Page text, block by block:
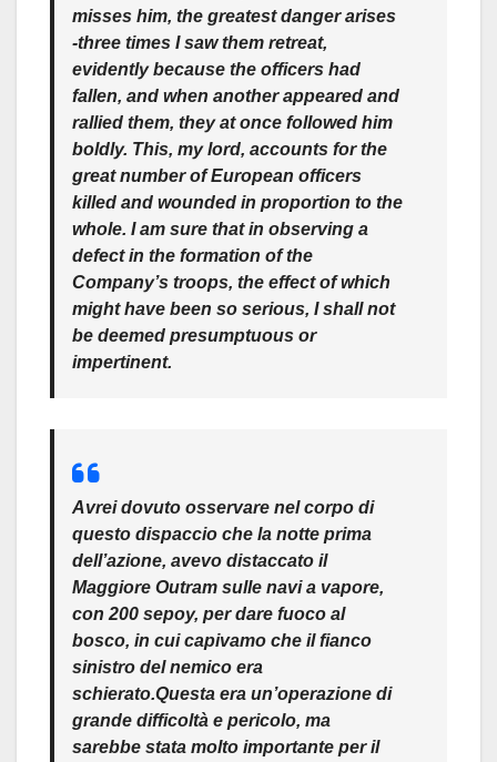
misses him, the greatest danger arises
-three times I saw them retreat,
evidently because the officers had
fallen, and when another appeared and
rallied them, they at once followed him
boldly. This, my lord, accounts for the
great number of European officers
killed and wounded in proportion to the
whole. I am sure that in observing a
defect in the formation of the
Company’s troops, the effect of which
might have been so serious, I shall not
be deemed presumptuous or
impertinent.
Avrei dovuto osservare nel corpo di
questo dispaccio che la notte prima
dell’azione, avevo distaccato il
Maggiore Outram sulle navi a vapore,
con 200 sepoy, per dare fuoco al
bosco, in cui capivamo che il fianco
sinistro del nemico era
schierato.Questa era un’operazione di
grande difficoltà e pericolo, ma
sarebbe stata molto importante per il